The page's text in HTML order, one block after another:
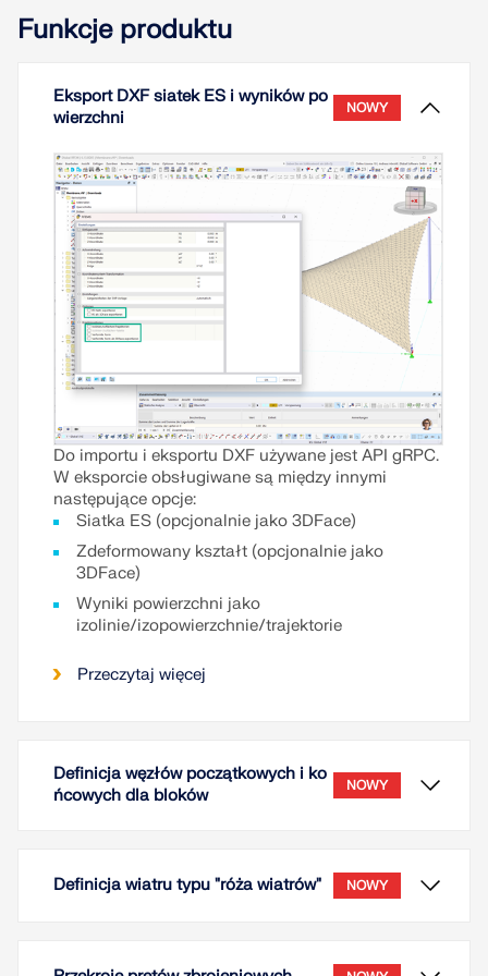
(#cp,1@#) i konstrukcyjnych współczynników
ciśnienia (#cp,10@#), które zazwyczaj uzyskuje się
nowoczesne techniki obliczeniowe umożliwiają
bezpośrednie oszacowanie tych współczynników
uzyskanych z pomiarów, symulacji CFD lub
syntetycznego generowania turbulencji.
Przeczytaj więcej
Funkcje produktu
Eksport DXF siatek ES i wyników po
wierzchni
NOWY
Do importu i eksportu DXF używane jest API gRPC.
W eksporcie obsługiwane są między innymi
następujące opcje:
Siatka ES (opcjonalnie jako 3DFace)
Zdeformowany kształt (opcjonalnie jako
3DFace)
Wyniki powierzchni jako
izolinie/izopowierzchnie/trajektorie
Przeczytaj więcej
Definicja węzłów początkowych i ko
ńcowych dla bloków
NOWY
Definicja wiatru typu "róża wiatrów" NOWY